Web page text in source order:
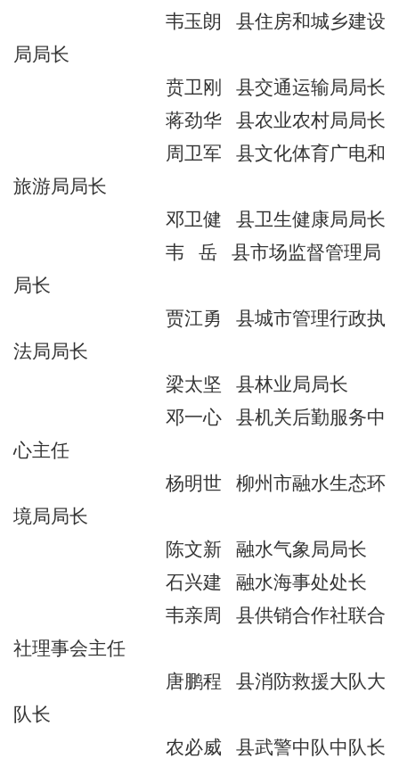
韦玉朗
县住房和城乡建设
局局长
贲卫刚
县交通运输局局长
蒋劲华
县农业农村局局长
周卫军
县文化体育广电和
旅游局局长
邓卫健
县卫生健康局局长
韦
岳
县市场监督管理局
局长
贾江勇
县城市管理行政执
法局局长
梁太坚
县林业局局长
邓一心
县机关后勤服务中
心主任
杨明世
柳州市融水生态环
境局局长
陈文新
融水气象局局长
石兴建
融水海事处处长
韦亲周
县供销合作社联合
社理事会主任
唐鹏程
县消防救援大队大
队长
农必威
县武警中队中队长